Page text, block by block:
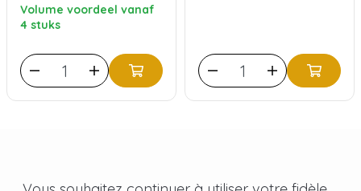
Volume voordeel vanaf
4 stuks